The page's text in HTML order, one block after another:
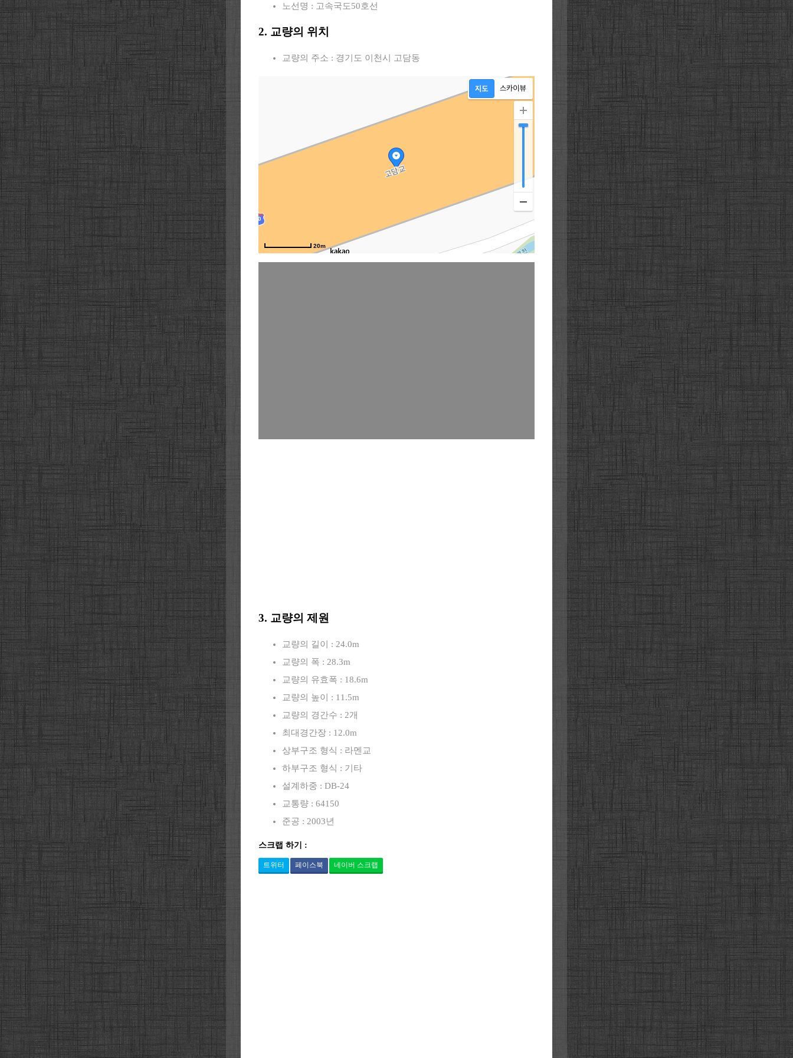
노선명 : 고속국도50호선
2. 교량의 위치
교량의 주소 : 경기도 이천시 고담동
20m
3. 교량의 제원
교량의 길이 : 24.0m
교량의 폭 : 28.3m
교량의 유효폭 : 18.6m
교량의 높이 : 11.5m
교량의 경간수 : 2개
최대경간장 : 12.0m
상부구조 형식 : 라멘교
하부구조 형식 : 기타
설계하중 : DB-24
교통량 : 64150
준공 : 2003년
스크랩 하기 :
트위터 페이스북 네이버 스크랩